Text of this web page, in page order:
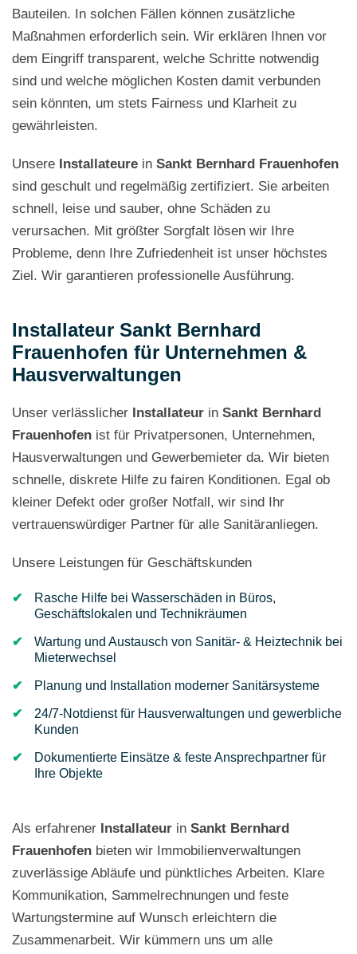
Bauteilen. In solchen Fällen können zusätzliche
Maßnahmen erforderlich sein. Wir erklären Ihnen vor
dem Eingriff transparent, welche Schritte notwendig
sind und welche möglichen Kosten damit verbunden
sein könnten, um stets Fairness und Klarheit zu
gewährleisten.
Unsere Installateure in Sankt Bernhard Frauenhofen
sind geschult und regelmäßig zertifiziert. Sie arbeiten
schnell, leise und sauber, ohne Schäden zu
verursachen. Mit größter Sorgfalt lösen wir Ihre
Probleme, denn Ihre Zufriedenheit ist unser höchstes
Ziel. Wir garantieren professionelle Ausführung.
Installateur Sankt Bernhard
Frauenhofen für Unternehmen &
Hausverwaltungen
Unser verlässlicher Installateur in Sankt Bernhard
Frauenhofen ist für Privatpersonen, Unternehmen,
Hausverwaltungen und Gewerbemieter da. Wir bieten
schnelle, diskrete Hilfe zu fairen Konditionen. Egal ob
kleiner Defekt oder großer Notfall, wir sind Ihr
vertrauenswürdiger Partner für alle Sanitäranliegen.
Unsere Leistungen für Geschäftskunden
Rasche Hilfe bei Wasserschäden in Büros,
Geschäftslokalen und Technikräumen
Wartung und Austausch von Sanitär- & Heiztechnik bei
Mieterwechsel
Planung und Installation moderner Sanitärsysteme
24/7-Notdienst für Hausverwaltungen und gewerbliche
Kunden
Dokumentierte Einsätze & feste Ansprechpartner für
Ihre Objekte
Als erfahrener Installateur in Sankt Bernhard
Frauenhofen bieten wir Immobilienverwaltungen
zuverlässige Abläufe und pünktliches Arbeiten. Klare
Kommunikation, Sammelrechnungen und feste
Wartungstermine auf Wunsch erleichtern die
Zusammenarbeit. Wir kümmern uns um alle